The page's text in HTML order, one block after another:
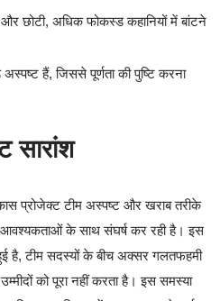
और छोटी, अधिक फोकस्ड कहानियों में बांटने
अस्पष्ट हैं, जिससे पूर्णता की पुष्टि करना
सारांश
प्रोजेक्ट टीम अस्पष्ट और खराब तरीके
आवश्यकताओं के साथ संघर्ष कर रही है। इस
है, टीम सदस्यों के बीच अक्सर गलतफहमी
को पूरा नहीं करता है। इस समस्या